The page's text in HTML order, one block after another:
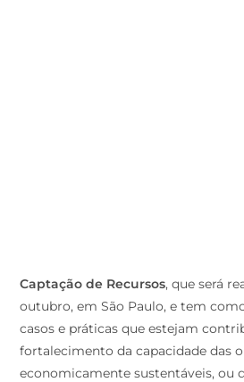
Captação de Recursos, que será
outubro, em São Paulo, e tem
casos e práticas que estejam
fortalecimento da capacidade das
economicamente sustentáveis, ou